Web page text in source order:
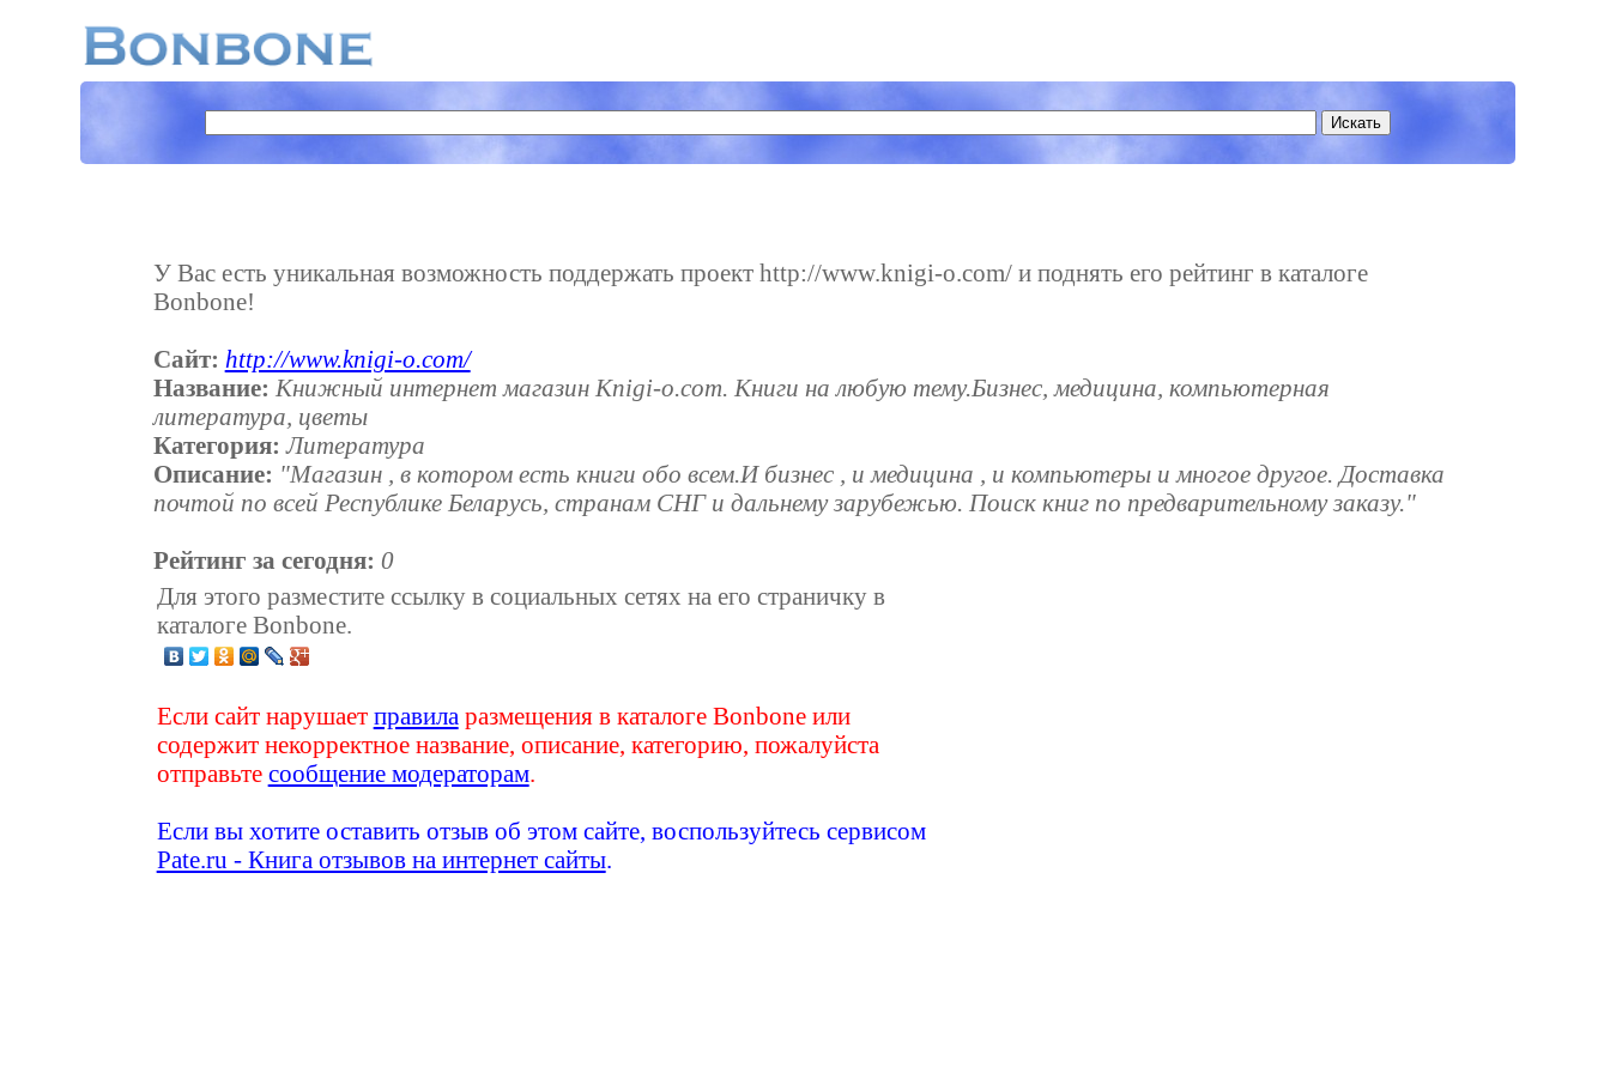
У Вас есть уникальная возможность поддержать проект http://www.knigi-o.com/ и поднять его рейтинг в каталоге
Bonbone!
Сайт: http://www.knigi-o.com/
Название: Книжный интернет магазин Knigi-o.com. Книги на любую тему.Бизнес, медицина, компьютерная
литература, цветы
Категория: Литература
Описание: "Магазин , в котором есть книги обо всем.И бизнес , и медицина , и компьютеры и многое другое. Доставка
почтой по всей Республике Беларусь, странам СНГ и дальнему зарубежью. Поиск книг по предварительному заказу."
Рейтинг за сегодня: 0
Для этого разместите ссылку в социальных сетях на его страничку в
каталоге Bonbone.
Если сайт нарушает правила размещения в каталоге Bonbone или
содержит некорректное название, описание, категорию, пожалуйста
отправьте сообщение модераторам.
Если вы хотите оставить отзыв об этом сайте, воспользуйтесь сервисом
Pate.ru - Книга отзывов на интернет сайты.